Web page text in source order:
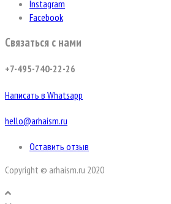
Instagram
Facebook
Связаться с нами
+7-495-740-22-26
Написать в Whatsapp
hello@arhaism.ru
Оставить отзыв
Copyright © arhaism.ru 2020